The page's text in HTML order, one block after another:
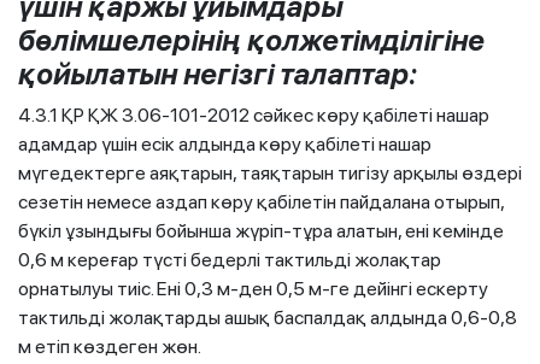
үшін қаржы ұйымдары
бөлімшелерінің қолжетімділігіне
қойылатын негізгі талаптар:
4.3.1 ҚР ҚЖ 3.06-101-2012 сәйкес көру қабілеті нашар
адамдар үшін есік алдында көру қабілеті нашар
мүгедектерге аяқтарын, таяқтарын тигізу арқылы өздері
сезетін немесе аздап көру қабілетін пайдалана отырып,
бүкіл ұзындығы бойынша жүріп-тұра алатын, ені кемінде
0,6 м кереғар түсті бедерлі тактильді жолақтар
орнатылуы тиіс. Ені 0,3 м-ден 0,5 м-ге дейінгі ескерту
тактильді жолақтарды ашық баспалдақ алдында 0,6-0,8
м етіп көздеген жөн.